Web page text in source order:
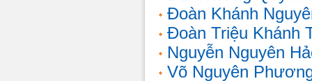
Đoàn Khánh
Đoàn Triệu Khánh
Nguyễn Nguyên
Võ Nguyên